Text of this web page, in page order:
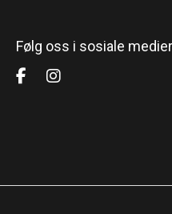
Følg oss i sosiale medier